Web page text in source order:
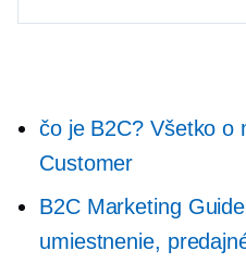
čo je B2C? Všetko o
Customer
B2C Marketing
umiestnenie,